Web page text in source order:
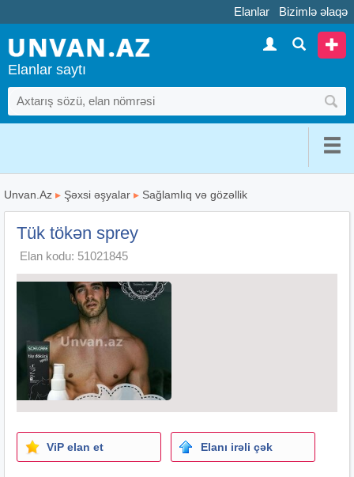
Elanlar Bizimlə əlaqə
Elanlar saytı
Unvan.Az ▸ Şəxsi əşyalar ▸ Sağlamlıq və gözəllik
Tük tökən sprey
Elan kodu: 51021845
ViP elan et Elanı irəli çək